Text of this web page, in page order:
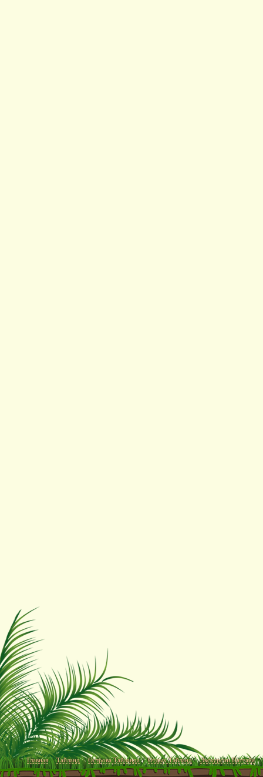
Главная Тайланд Острова Тайланда Отдых Тайланд Экскурсии Паттайя